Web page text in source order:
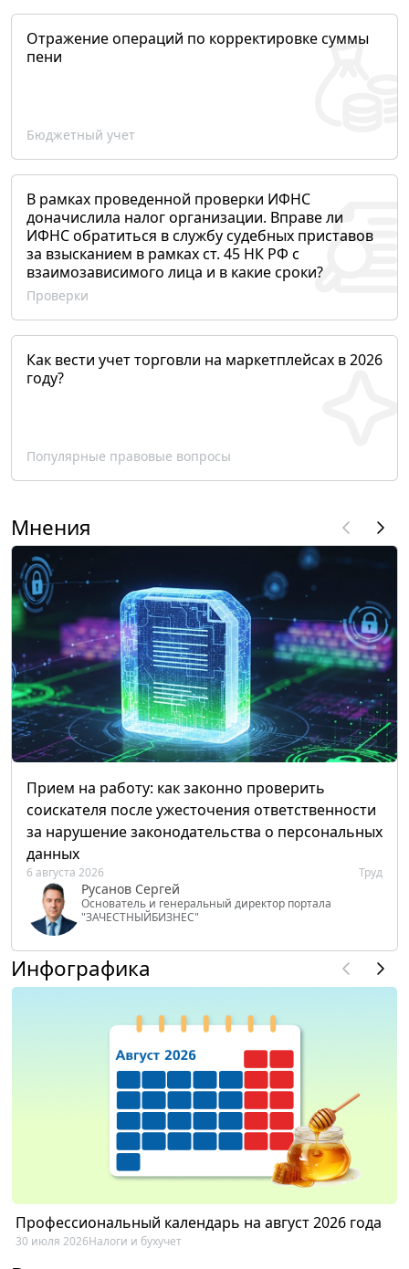
Отражение операций по корректировке суммы
пени
Бюджетный учет
В рамках проведенной проверки ИФНС
доначислила налог организации. Вправе ли
ИФНС обратиться в службу судебных приставов
за взысканием в рамках ст. 45 НК РФ с
взаимозависимого лица и в какие сроки?
Проверки
Как вести учет торговли на маркетплейсах в 2026
году?
Популярные правовые вопросы
Мнения
Прием на работу: как законно проверить
соискателя после ужесточения ответственности
за нарушение законодательства о персональных
данных
6 августа 2026 Труд
Русанов Сергей
Основатель и генеральный директор портала
"ЗАЧЕСТНЫЙБИЗНЕС"
Инфографика
Профессиональный календарь на август 2026 года
30 июля 2026Налоги и бухучет